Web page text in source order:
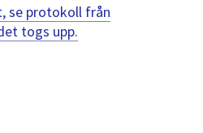
för
att
navigera
se protokoll från
togs upp.